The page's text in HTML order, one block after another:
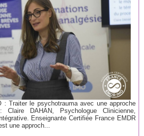
: Traiter le psychotrauma avec une approche
Claire DAHAN, Psychologue Clinicienne,
Enseignante Certifiée France EMDR
une approch...